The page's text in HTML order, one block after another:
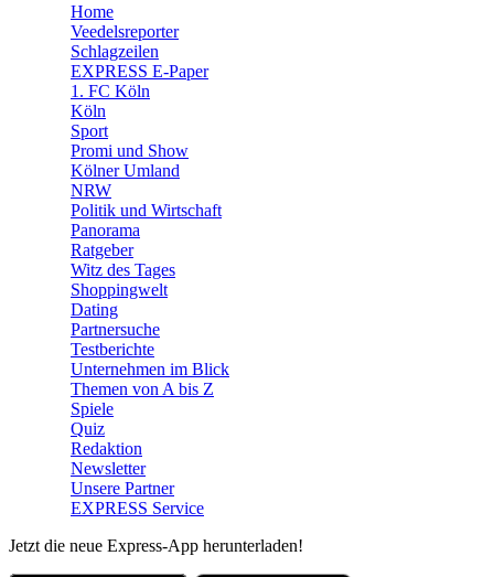
Home
Veedelsreporter
Schlagzeilen
EXPRESS E-Paper
1. FC Köln
Köln
Sport
Promi und Show
Kölner Umland
NRW
Politik und Wirtschaft
Panorama
Ratgeber
Witz des Tages
Shoppingwelt
Dating
Partnersuche
Testberichte
Unternehmen im Blick
Themen von A bis Z
Spiele
Quiz
Redaktion
Newsletter
Unsere Partner
EXPRESS Service
Jetzt die neue Express-App herunterladen!